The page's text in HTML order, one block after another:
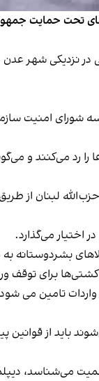
تحت حمایت
نزدیکی شهر عدن
شورای امنیت
را رد می‌کنند و
لبنان از طریق
برای توقف
۹۰ درصد از کل مواد غذایی در یمن
باید از قوانین
می‌شناسد،